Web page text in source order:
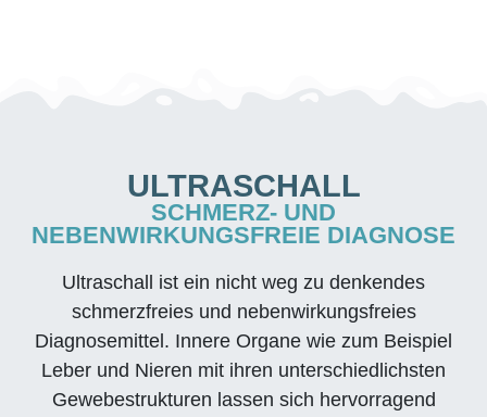
ULTRASCHALL
SCHMERZ- UND
NEBENWIRKUNGSFREIE DIAGNOSE
Ultraschall ist ein nicht weg zu denkendes
schmerzfreies und nebenwirkungsfreies
Diagnosemittel. Innere Organe wie zum Beispiel
Leber und Nieren mit ihren unterschiedlichsten
Gewebestrukturen lassen sich hervorragend